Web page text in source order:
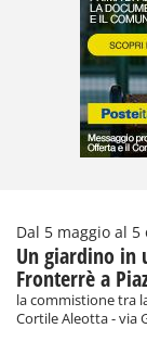
Dal 5 maggio al
Un giardino in
Fronterrè a
la commistione tra
Cortile Aleotta - via